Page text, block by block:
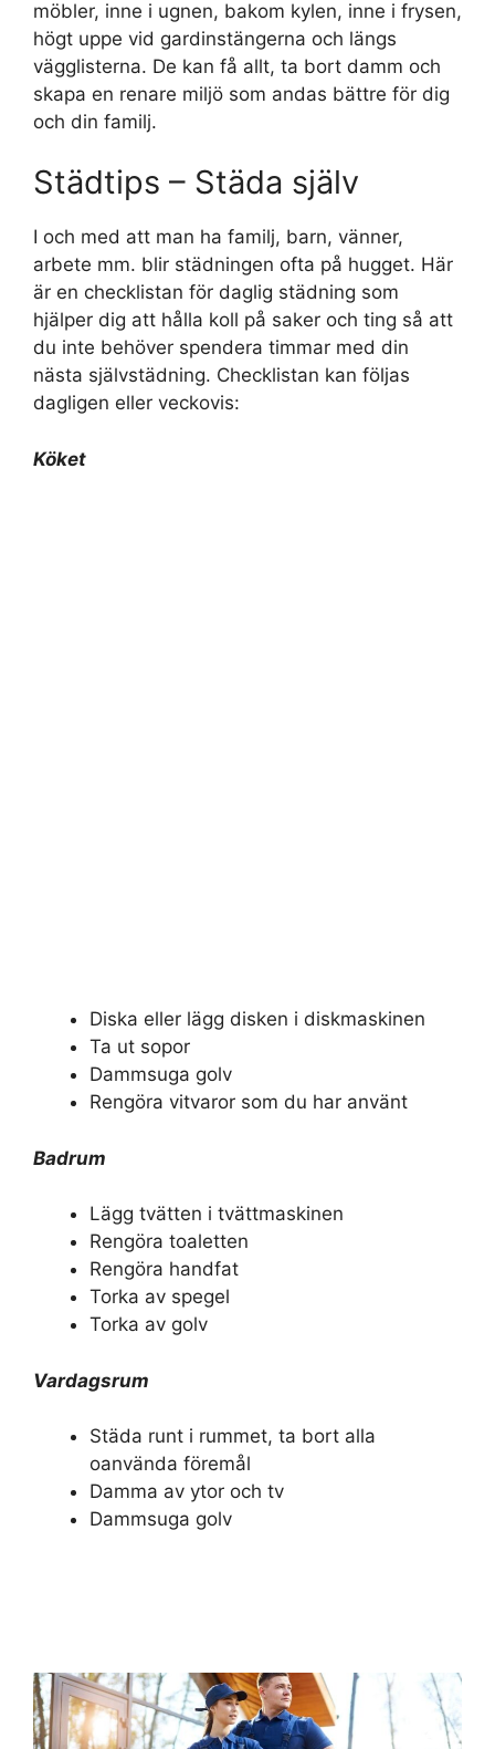
möbler, inne i ugnen, bakom kylen, inne i frysen,
högt uppe vid gardinstängerna och längs
vägglisterna. De kan få allt, ta bort damm och
skapa en renare miljö som andas bättre för dig
och din familj.
Städtips – Städa själv
I och med att man ha familj, barn, vänner,
arbete mm. blir städningen ofta på hugget. Här
är en checklistan för daglig städning som
hjälper dig att hålla koll på saker och ting så att
du inte behöver spendera timmar med din
nästa självstädning. Checklistan kan följas
dagligen eller veckovis:
Köket
Diska eller lägg disken i diskmaskinen
Ta ut sopor
Dammsuga golv
Rengöra vitvaror som du har använt
Badrum
Lägg tvätten i tvättmaskinen
Rengöra toaletten
Rengöra handfat
Torka av spegel
Torka av golv
Vardagsrum
Städa runt i rummet, ta bort alla
oanvända föremål
Damma av ytor och tv
Dammsuga golv